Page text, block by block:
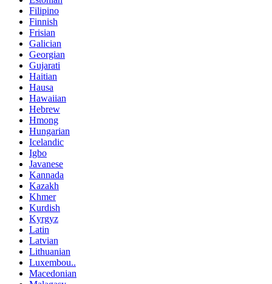
Filipino
Finnish
Frisian
Galician
Georgian
Gujarati
Haitian
Hausa
Hawaiian
Hebrew
Hmong
Hungarian
Icelandic
Igbo
Javanese
Kannada
Kazakh
Khmer
Kurdish
Kyrgyz
Latin
Latvian
Lithuanian
Luxembou..
Macedonian